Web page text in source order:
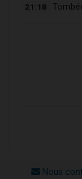
21:18
Nous